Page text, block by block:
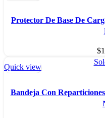
Protector De Base De
$
Quick view
Bandeja Con